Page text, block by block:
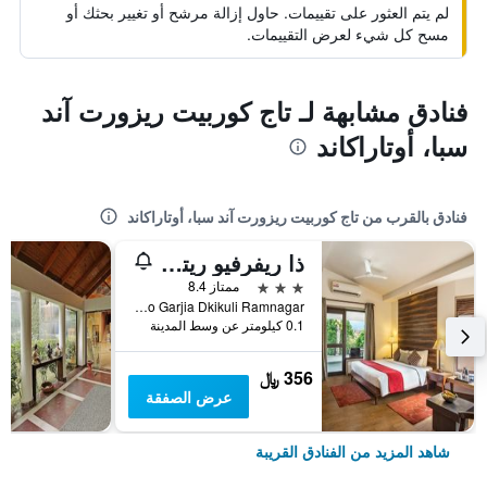
لم يتم العثور على تقييمات. حاول إزالة مرشح أو تغيير بحثك أو
مسح كل شيء لعرض التقييمات.
فنادق مشابهة لـ تاج كوربيت ريزورت آند
سبا، أوتاراكاند
فنادق بالقرب من تاج كوربيت ريزورت آند سبا، أوتاراكاند
ذا ريفرفيو ريتريت، كوربيت
3 نجوم
ممتاز 8.4
Zero Garjia Dkikuli Ramnagar, رامناغار, الهند
0.1 كيلومتر عن وسط المدينة
356 ﷼
عرض الصفقة
شاهد المزيد من الفنادق القريبة